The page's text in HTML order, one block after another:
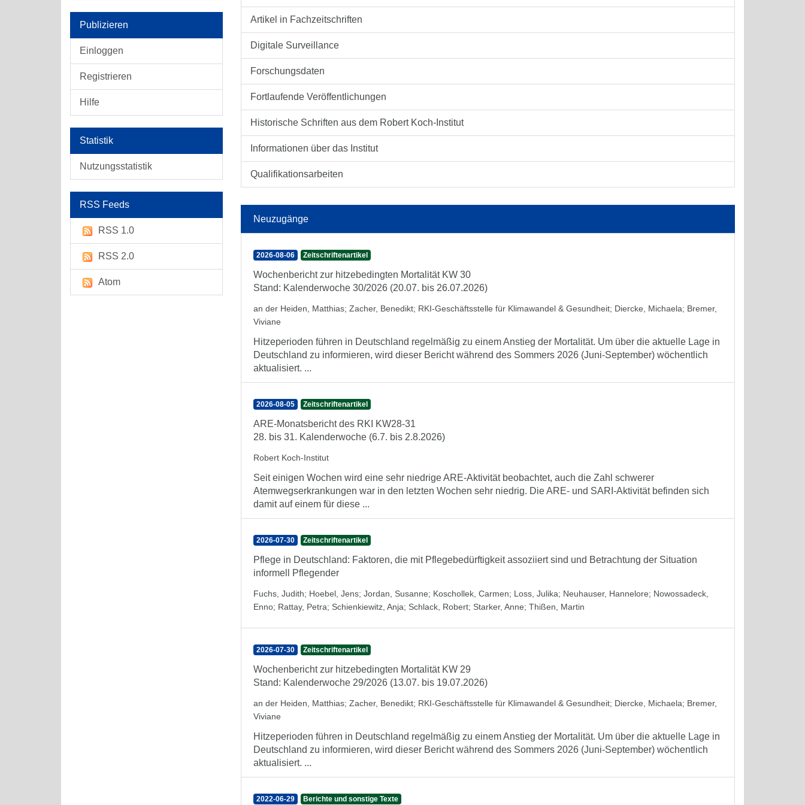
Publizieren
Einloggen
Registrieren
Hilfe
Statistik
Nutzungsstatistik
RSS Feeds
RSS 1.0
RSS 2.0
Atom
Artikel in Fachzeitschriften
Digitale Surveillance
Forschungsdaten
Fortlaufende Veröffentlichungen
Historische Schriften aus dem Robert Koch-Institut
Informationen über das Institut
Qualifikationsarbeiten
Neuzugänge
2026-08-06 Zeitschriftenartikel
Wochenbericht zur hitzebedingten Mortalität KW 30
Stand: Kalenderwoche 30/2026 (20.07. bis 26.07.2026)
an der Heiden, Matthias; Zacher, Benedikt; RKI-Geschäftsstelle für Klimawandel & Gesundheit; Diercke, Michaela; Bremer,
Viviane
Hitzeperioden führen in Deutschland regelmäßig zu einem Anstieg der Mortalität. Um über die aktuelle Lage in
Deutschland zu informieren, wird dieser Bericht während des Sommers 2026 (Juni-September) wöchentlich
aktualisiert. ...
2026-08-05 Zeitschriftenartikel
ARE-Monatsbericht des RKI KW28-31
28. bis 31. Kalenderwoche (6.7. bis 2.8.2026)
Robert Koch-Institut
Seit einigen Wochen wird eine sehr niedrige ARE-Aktivität beobachtet, auch die Zahl schwerer
Atemwegserkrankungen war in den letzten Wochen sehr niedrig. Die ARE- und SARI-Aktivität befinden sich
damit auf einem für diese ...
2026-07-30 Zeitschriftenartikel
Pflege in Deutschland: Faktoren, die mit Pflegebedürftigkeit assoziiert sind und Betrachtung der Situation
informell Pflegender
Fuchs, Judith; Hoebel, Jens; Jordan, Susanne; Koschollek, Carmen; Loss, Julika; Neuhauser, Hannelore; Nowossadeck,
Enno; Rattay, Petra; Schienkiewitz, Anja; Schlack, Robert; Starker, Anne; Thißen, Martin
2026-07-30 Zeitschriftenartikel
Wochenbericht zur hitzebedingten Mortalität KW 29
Stand: Kalenderwoche 29/2026 (13.07. bis 19.07.2026)
an der Heiden, Matthias; Zacher, Benedikt; RKI-Geschäftsstelle für Klimawandel & Gesundheit; Diercke, Michaela; Bremer,
Viviane
Hitzeperioden führen in Deutschland regelmäßig zu einem Anstieg der Mortalität. Um über die aktuelle Lage in
Deutschland zu informieren, wird dieser Bericht während des Sommers 2026 (Juni-September) wöchentlich
aktualisiert. ...
2022-06-29 Berichte und sonstige Texte